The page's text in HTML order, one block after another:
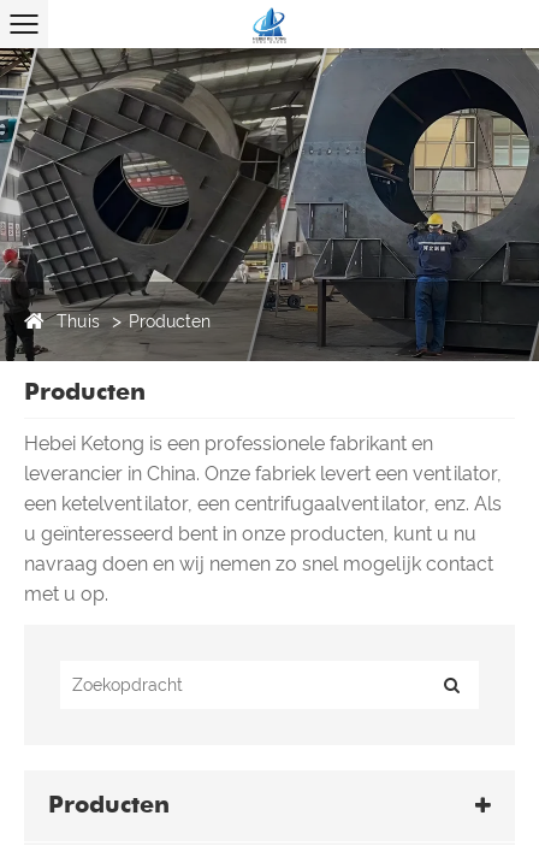
Thuis Producten
Producten
Hebei Ketong is een professionele fabrikant en
leverancier in China. Onze fabriek levert een ventilator,
een ketelventilator, een centrifugaalventilator, enz. Als
u geïnteresseerd bent in onze producten, kunt u nu
navraag doen en wij nemen zo snel mogelijk contact
met u op.
Producten